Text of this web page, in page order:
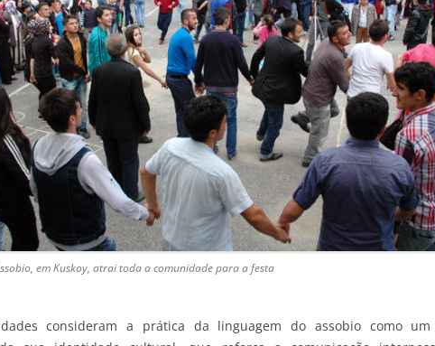
em Kuskoy, atrai toda a comunidade para a festa
consideram a prática da linguagem do assobio como um